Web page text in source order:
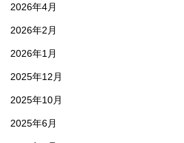
2026年4月
2026年2月
2026年1月
2025年12月
2025年10月
2025年6月